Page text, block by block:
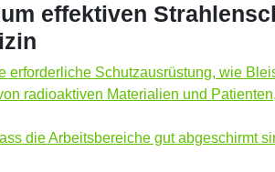
effektiven
erforderliche Schutzausrüstung, wie
radioaktiven Materialien und
die Arbeitsbereiche gut abgeschirmt